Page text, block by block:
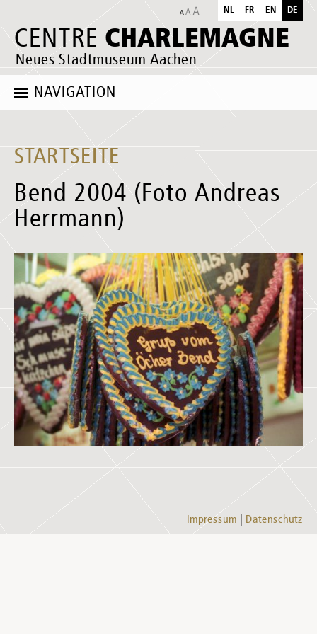
CENTRE CHARLEMAGNE
Neues Stadtmuseum Aachen
NL FR EN DE
NAVIGATION
STARTSEITE
Bend 2004 (Foto Andreas
Herrmann)
Impressum Datenschutz